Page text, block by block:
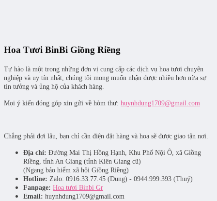
Hoa Tươi BinBi Giồng Riềng
Tự hào là một trong những đơn vị cung cấp các dịch vụ hoa tươi chuyên
nghiệp và uy tín nhất, chúng tôi mong muốn nhận được nhiều hơn nữa sự
tin tưởng và ủng hộ của khách hàng.
Mọi ý kiến đóng góp xin gửi về hòm thư: huynhdung1709@gmail.com
Chẳng phải đợi lâu, bạn chỉ cần điện đặt hàng và hoa sẽ được giao tận nơi.
Địa chỉ: Đường Mai Thị Hồng Hạnh, Khu Phố Nội Ô, xã Giồng
Riềng, tỉnh An Giang (tỉnh Kiên Giang cũ)
(Ngang bảo hiểm xã hội Giồng Riềng)
Hotline: Zalo: 0916.33.77.45 (Dung) - 0944.999.393 (Thuý)
Fanpage: Hoa tươi Binbi Gr
Email: huynhdung1709@gmail.com